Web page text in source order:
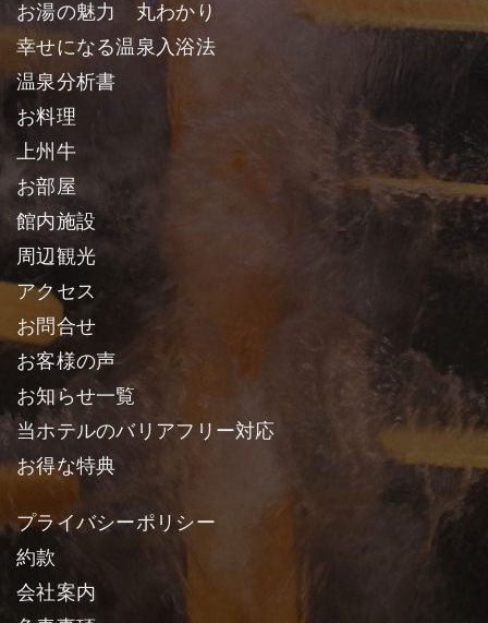
お湯の魅力 丸わかり
幸せになる温泉入浴法
温泉分析書
お料理
上州牛
お部屋
館内施設
周辺観光
アクセス
お問合せ
お客様の声
お知らせ一覧
当ホテルのバリアフリー対応
お得な特典
プライバシーポリシー
約款
会社案内